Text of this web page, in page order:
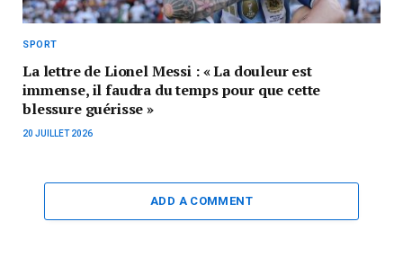
SPORT
La lettre de Lionel Messi : « La douleur est
immense, il faudra du temps pour que cette
blessure guérisse »
20 JUILLET 2026
ADD A COMMENT